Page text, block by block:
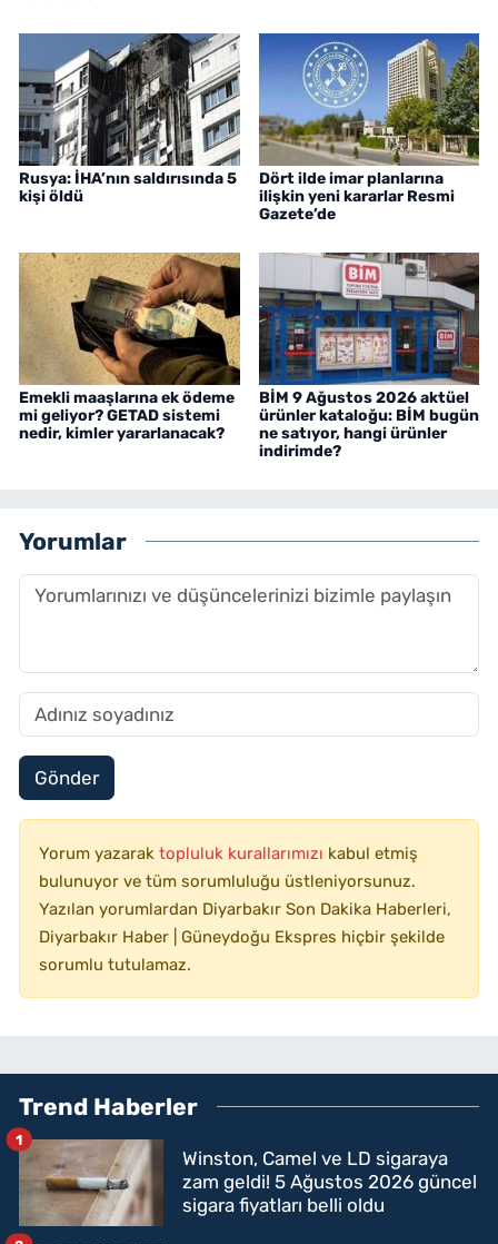
Rusya: İHA’nın saldırısında 5
kişi öldü
Dört ilde imar planlarına
ilişkin yeni kararlar Resmi
Gazete’de
Emekli maaşlarına ek ödeme
mi geliyor? GETAD sistemi
nedir, kimler yararlanacak?
BİM 9 Ağustos 2026 aktüel
ürünler kataloğu: BİM bugün
ne satıyor, hangi ürünler
indirimde?
Yorumlar
Gönder
Yorum yazarak topluluk kurallarımızı kabul etmiş
bulunuyor ve tüm sorumluluğu üstleniyorsunuz.
Yazılan yorumlardan Diyarbakır Son Dakika Haberleri,
Diyarbakır Haber | Güneydoğu Ekspres hiçbir şekilde
sorumlu tutulamaz.
Trend Haberler
Winston, Camel ve LD sigaraya
zam geldi! 5 Ağustos 2026 güncel
sigara fiyatları belli oldu
1